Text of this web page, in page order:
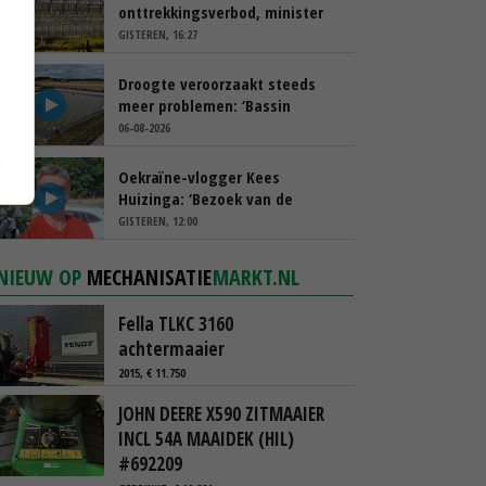
onttrekkingsverbod, minister
spreekt van ‘ondernemersrisico’
GISTEREN, 16:27
Droogte veroorzaakt steeds
meer problemen: ‘Bassin
afgelopen week al leeg’
06-08-2026
Oekraïne-vlogger Kees
Huizinga: ‘Bezoek van de
ambassade mag zelf groente
GISTEREN, 12:00
OP MECHANISATIEMARKT.NL
Fella TLKC 3160
achtermaaier
2015, € 11.750
JOHN DEERE X590 ZITMAAIER
INCL 54A MAAIDEK (HIL)
#692209